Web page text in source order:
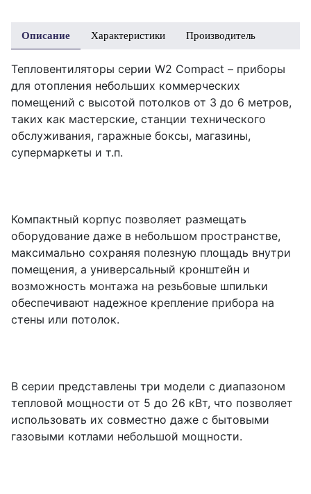
Описание Характеристики Производитель
Тепловентиляторы серии W2 Compact – приборы
для отопления небольших коммерческих
помещений с высотой потолков от 3 до 6 метров,
таких как мастерские, станции технического
обслуживания, гаражные боксы, магазины,
супермаркеты и т.п.
Компактный корпус позволяет размещать
оборудование даже в небольшом пространстве,
максимально сохраняя полезную площадь внутри
помещения, а универсальный кронштейн и
возможность монтажа на резьбовые шпильки
обеспечивают надежное крепление прибора на
стены или потолок.
В серии представлены три модели с диапазоном
тепловой мощности от 5 до 26 кВт, что позволяет
использовать их совместно даже с бытовыми
газовыми котлами небольшой мощности.